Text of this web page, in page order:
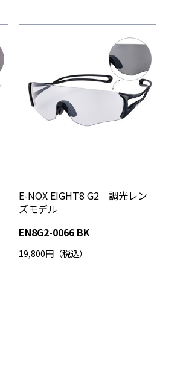
E-NOX EIGHT8 G2 調光レン
ズモデル
EN8G2-0066 BK
19,800円（税込）